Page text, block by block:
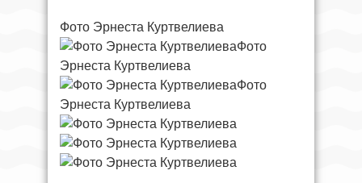
Фото Эрнеста Куртвелиева
Фото
Эрнеста Куртвелиева
Фото
Эрнеста Куртвелиева